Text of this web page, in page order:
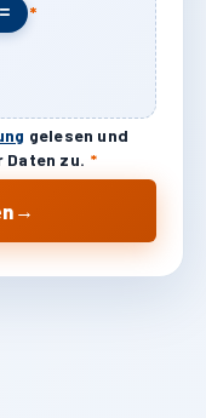
*
gelesen und
Daten zu. *
→